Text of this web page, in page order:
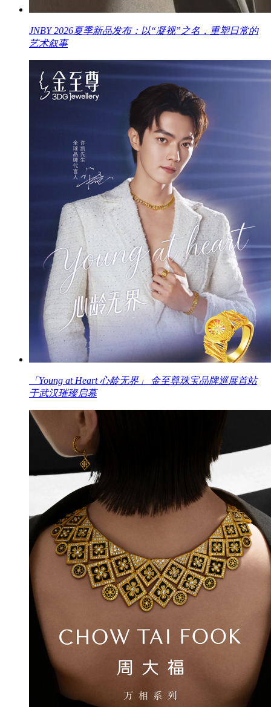
JNBY 2026夏季新品发布：以“凝视”之名，重塑日常的
艺术叙事
「Young at Heart 心龄无界」 金至尊珠宝品牌巡展首站
于武汉璀璨启幕